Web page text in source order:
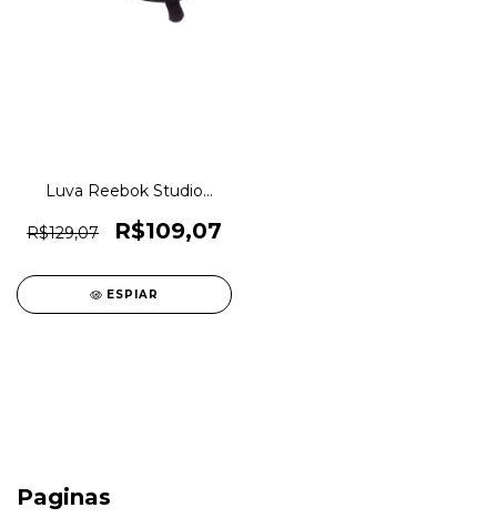
Luva Reebok Studio
1magnus
R$129,07 R$109,07
ESPIAR
Paginas